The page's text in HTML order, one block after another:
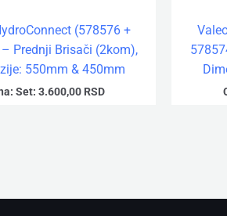
(578576 +
Prednji Brisači (2kom),
550mm & 450mm
Set: 3.600,00 RSD